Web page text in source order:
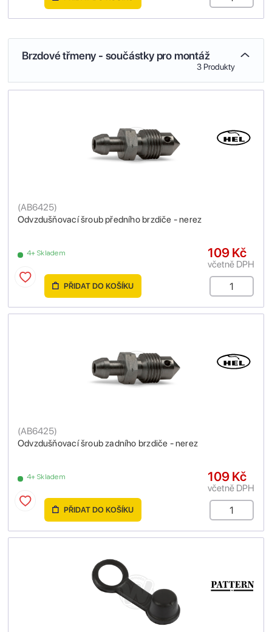
Brzdové třmeny - součástky pro montáž
3 Produkty
Odvzdušňovací šroub předního brzdiče - nerez
(AB6425)
4+ Skladem 109 Kč
včetně DPH
PŘIDAT DO KOŠÍKU
Odvzdušňovací šroub zadního brzdiče - nerez
(AB6425)
4+ Skladem 109 Kč
včetně DPH
PŘIDAT DO KOŠÍKU